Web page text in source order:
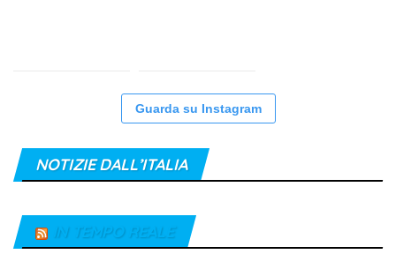
Guarda su Instagram
NOTIZIE DALL’ITALIA
IN TEMPO REALE